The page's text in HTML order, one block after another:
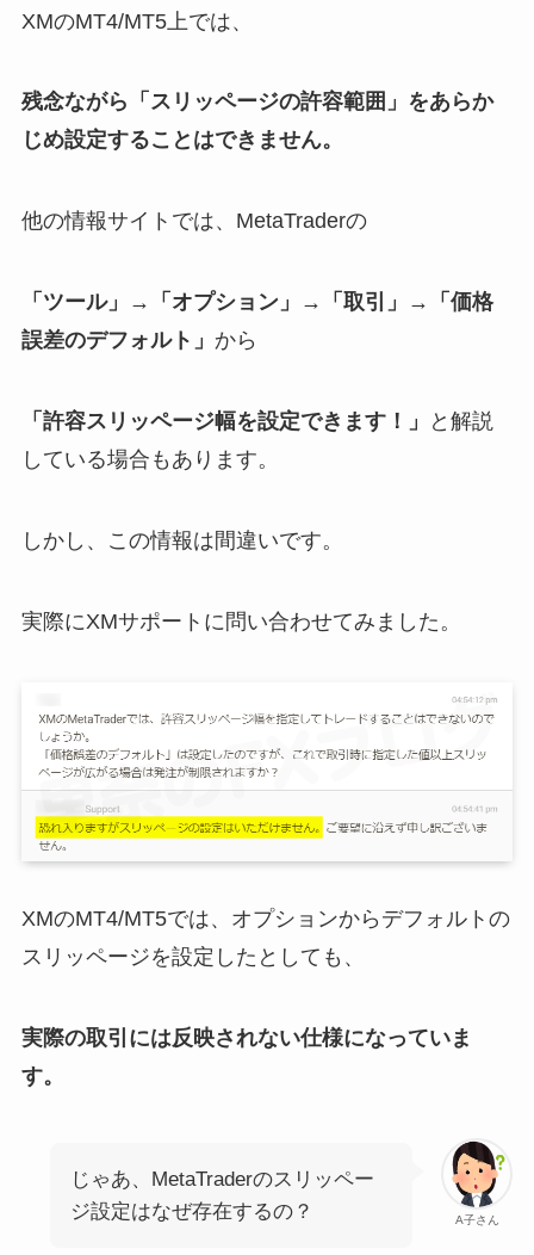
XMのMT4/MT5上では、
残念ながら「スリッページの許容範囲」をあらか
じめ設定することはできません。
他の情報サイトでは、MetaTraderの
「ツール」→「オプション」→「取引」→「価格
誤差のデフォルト」 から
「許容スリッページ幅を設定できます！」
と解説
している場合もあります。
しかし、この情報は間違いです。
実際にXMサポートに問い合わせてみました。
XMのMT4/MT5では、オプションからデフォルトの
スリッページを設定したとしても、
実際の取引には反映されない仕様になっていま
す。
A子さん
じゃあ、MetaTraderのスリッペー
ジ設定はなぜ存在するの？